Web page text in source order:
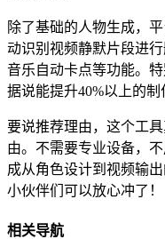
除了基础的人物生成，
动识别视频静默片段进
音乐自动卡点等功能。
据说能提升40%以上的制
要说推荐理由，这个工
由。不需要专业设备，
成从角色设计到视频输
小伙伴们可以放心冲了！
相关导航